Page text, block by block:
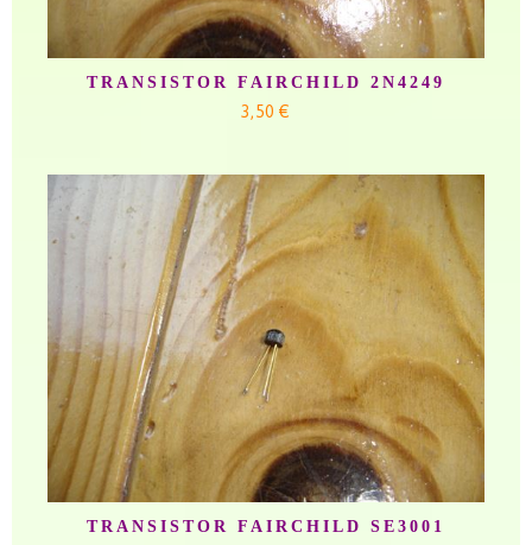
TRANSISTOR FAIRCHILD 2N4249
3,50 €
TRANSISTOR FAIRCHILD SE3001